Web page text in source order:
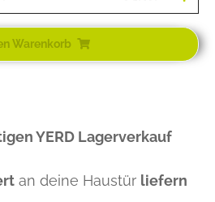
Warenkorb
YERD Lagerverkauf
an deine Haustür liefern